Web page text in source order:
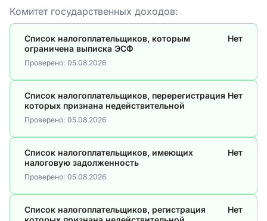
Комитет государственных доходов:
Список налогоплательщиков, которым
ограничена выписка ЭСФ
Нет
Проверено: 05.08.2026
Список налогоплательщиков, перерегистрация
которых признана недействительной
Нет
Проверено: 05.08.2026
Список налогоплательщиков, имеющих
налоговую задолженность
Нет
Проверено: 05.08.2026
Список налогоплательщиков, регистрация
Нет